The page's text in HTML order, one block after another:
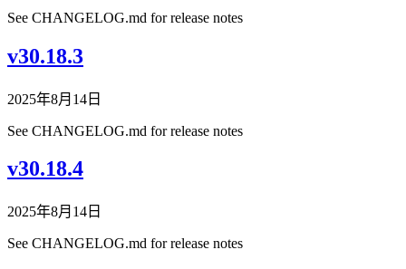
See CHANGELOG.md for release notes
v30.18.3
2025年8月14日
See CHANGELOG.md for release notes
v30.18.4
2025年8月14日
See CHANGELOG.md for release notes